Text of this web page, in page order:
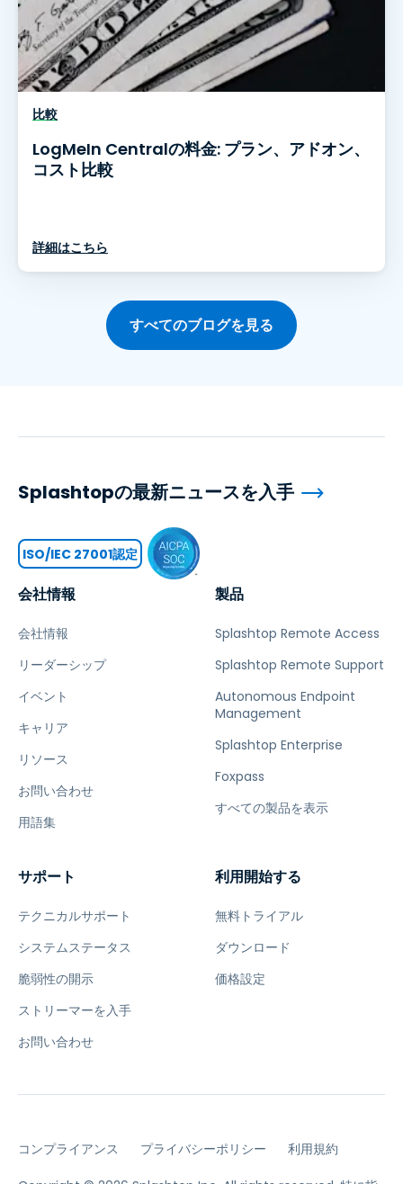
比較
LogMeIn Centralの料金: プラン、アドオン、
コスト比較
詳細はこちら
すべてのブログを見る
会社情報
会社情報
リーダーシップ
イベント
キャリア
リソース
お問い合わせ
用語集
製品
Splashtop Remote Access
Splashtop Remote Support
Autonomous Endpoint
Management
Splashtop Enterprise
Foxpass
すべての製品を表示
サポート
テクニカルサポート
システムステータス
脆弱性の開示
ストリーマーを入手
お問い合わせ
利用開始する
無料トライアル
ダウンロード
価格設定
Splashtopの最新ニュースを入手
ISO/IEC 27001認定
コンプライアンス プライバシーポリシー 利用規約